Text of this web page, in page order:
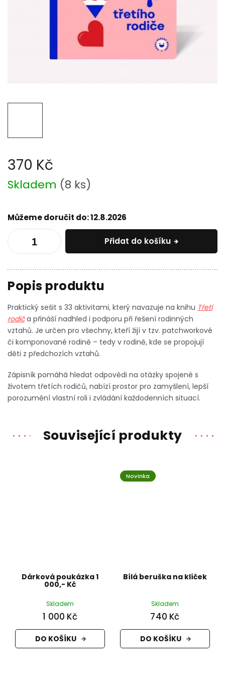
370 Kč
Měrná
cena:
Skladem (8 ks)
Můžeme doručit do:12.8.2026
Přidat do košíku
Praktický sešit s 33 aktivitami, který navazuje na knihu Třetí
rodiča přináší nadhled i podporu při řešení rodinných
vztahů. Je určen pro všechny, kteří žijí v tzv. patchworkové
či komponované rodině – tedy v rodině, kde se propojují
děti z předchozích vztahů.
Zápisník pomáhá hledat odpovědi na otázky spojené s
životem třetích rodičů, nabízí prostor pro zamyšlení, lepší
porozumění vlastní roli i zvládání každodenních situací.
Související produkty
Dárková poukázka 1
000,- Kč
Skladem
1 000 Kč
DO KOŠÍKU
Novinka
Bílá beruška na klíček
Skladem
740 Kč
DO KOŠÍKU